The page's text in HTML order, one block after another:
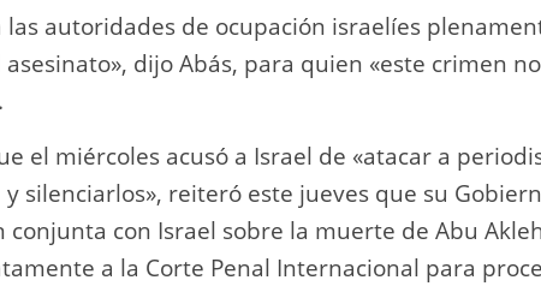
las autoridades de ocupación israelíes
dijo Abás, para quien «este crimen
el miércoles acusó a Israel de «atacar a
silenciarlos», reiteró este jueves que su
conjunta con Israel sobre la muerte de Abu
a la Corte Penal Internacional para